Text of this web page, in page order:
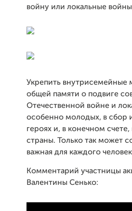
войну или локальные
Укрепить внутрисемейные
общей памяти о подвиге
Отечественной войне и
особенно молодых, в сбор
героях и, в конечном
страны. Только так может
важная для каждого
Комментарий участницы
Валентины Сенько: